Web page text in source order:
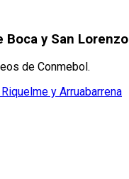
y San Lorenzo
de Conmebol.
y Arruabarrena